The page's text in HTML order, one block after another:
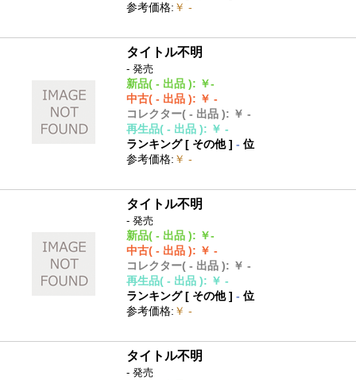
参考価格: ￥ -
タイトル不明
- 発売
新品( - 出品 ): ￥-
中古( - 出品 ): ￥ -
コレクター( - 出品 ): ￥ -
再生品( - 出品 ): ￥ -
ランキング [ その他]- 位
参考価格: ￥ -
タイトル不明
- 発売
新品( - 出品 ): ￥-
中古( - 出品 ): ￥ -
コレクター( - 出品 ): ￥ -
再生品( - 出品 ): ￥ -
ランキング [ その他]- 位
参考価格: ￥ -
タイトル不明
- 発売